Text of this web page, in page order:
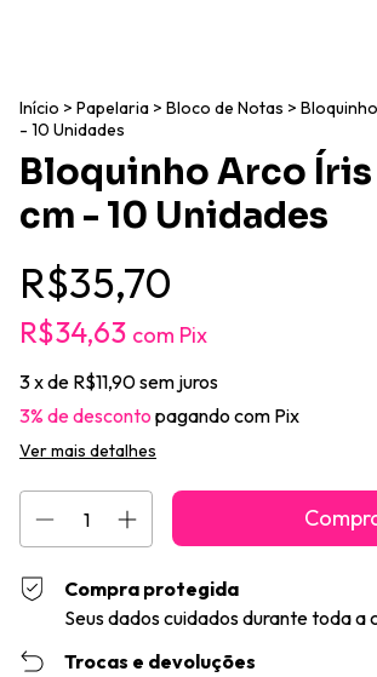
Início > Papelaria > Bloco de Notas >
- 10 Unidades
Bloquinho Arco Íris
cm - 10 Unidades
R$35,70
R$34,63 com Pix
3x de R$11,90sem juros
3% de desconto pagando com Pix
Ver mais detalhes
Compra protegida
Seus dados cuidados durante toda a
Trocas e devoluções